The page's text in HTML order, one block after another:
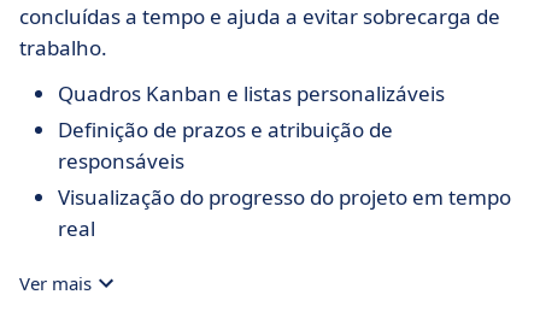
concluídas a tempo e ajuda a evitar sobrecarga de
trabalho.
Quadros Kanban e listas personalizáveis
Definição de prazos e atribuição de
responsáveis
Visualização do progresso do projeto em tempo
real
Ver mais